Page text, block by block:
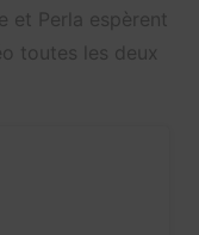
et Perla espèrent
toutes les deux